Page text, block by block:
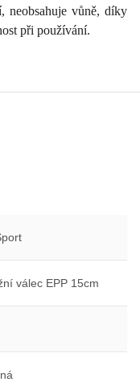
neobsahuje vůně, díky
při používání.
válec EPP 15cm